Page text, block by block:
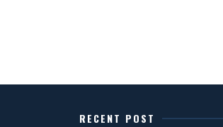
RECENT POST